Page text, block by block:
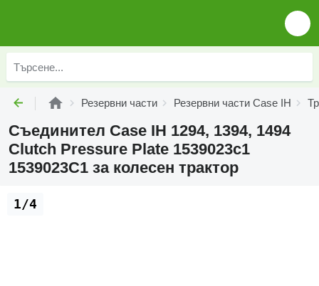
Резервни части Резервни части Case IH
Съединител Case IH 1294, 1394, 1494
Clutch Pressure Plate 1539023c1
1539023C1 за колесен трактор
1/4